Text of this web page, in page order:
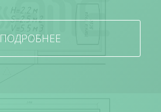
ПОДРОБНЕЕ